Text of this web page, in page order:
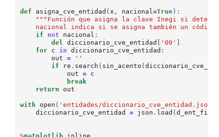
def asigna_cve_entidad (x , nacional=True):
"""Función que asigna la clave Inegi si
nacional indica si se asigna también un
if
not nacional :
del
diccionario_cve_entidad '00'
for c in diccionario_cve_entidad :
out
=
''
if
re . search ( sin_acento (
out
= c
break
return
out
with open ( 'entidades/diccionario_cve_entidad.json'
diccionario_cve_entidad
= json . load (d_ent_file